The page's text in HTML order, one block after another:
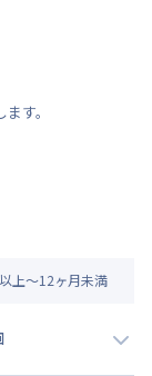
す。
以上～12ヶ月未満